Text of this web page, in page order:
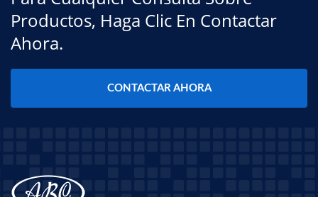
Productos, Haga Clic En Contactar
Ahora.
CONTACTAR AHORA